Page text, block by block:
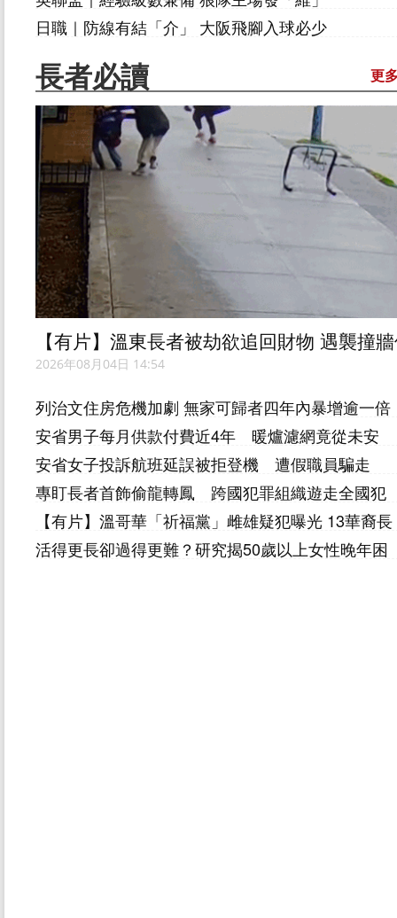
日職｜防線有結「介」 大阪飛腳入球必少
長者必讀 更
【有片】溫東長者被劫欲追回財物 遇襲撞
地不起 兩男被控搶劫
2026年08月04日 14:54
列治文住房危機加劇 無家可歸者四年內暴增逾一倍
安省男子每月供款付費近4年 暖爐濾網竟從未安
裝
安省女子投訴航班延誤被拒登機 遭假職員騙走
3,000元
專盯長者首飾偷龍轉鳳 跨國犯罪組織遊走全國犯
案
【有片】溫哥華「祈福黨」雌雄疑犯曝光 13華裔長
者共被騙30萬
活得更長卻過得更難？研究揭50歲以上女性晚年困